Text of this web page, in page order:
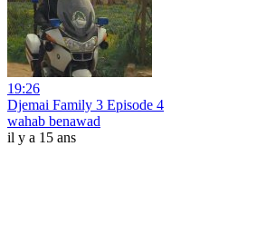
19:26
Djemai Family 3 Episode 4
wahab benawad
il y a 15 ans